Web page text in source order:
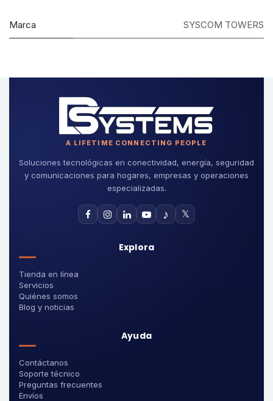
Marca SYSCOM TOWERS
A LIFETIME CONNECTING PEOPLE
Soluciones tecnológicas en conectividad, energía, seguridad
y comunicaciones para hogares, empresas y operaciones
especializadas.
♪ 𝕏
Explora
Tienda en línea
Servicios
Quiénes somos
Blog y noticias
Ayuda
Contáctanos
Soporte técnico
Preguntas frecuentes
Envíos